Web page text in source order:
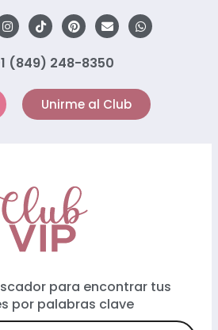
(849) 248-8350
Unirme al Club
para encontrar tus
por palabras clave